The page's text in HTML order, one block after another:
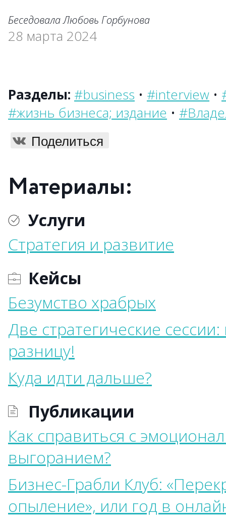
Беседовала Любовь Горбунова
28 марта 2024
Разделы: #business • #interview •
#жизнь бизнеса; издание •
Поделиться
Материалы:
Услуги
Стратегия и развитие
Кейсы
Безумство храбрых
Две стратегические
разницу!
Куда идти дальше?
Публикации
Как справиться с
выгоранием?
Бизнес-Грабли Клуб:
опыление», или год в